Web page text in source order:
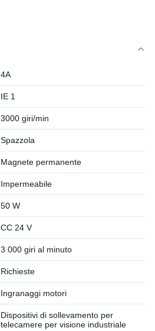
4A
IE 1
3000 giri/min
Spazzola
Magnete permanente
Impermeabile
50 W
CC 24 V
3 000 giri al minuto
Richieste
Ingranaggi motori
Dispositivi di sollevamento per
telecamere per visione industriale